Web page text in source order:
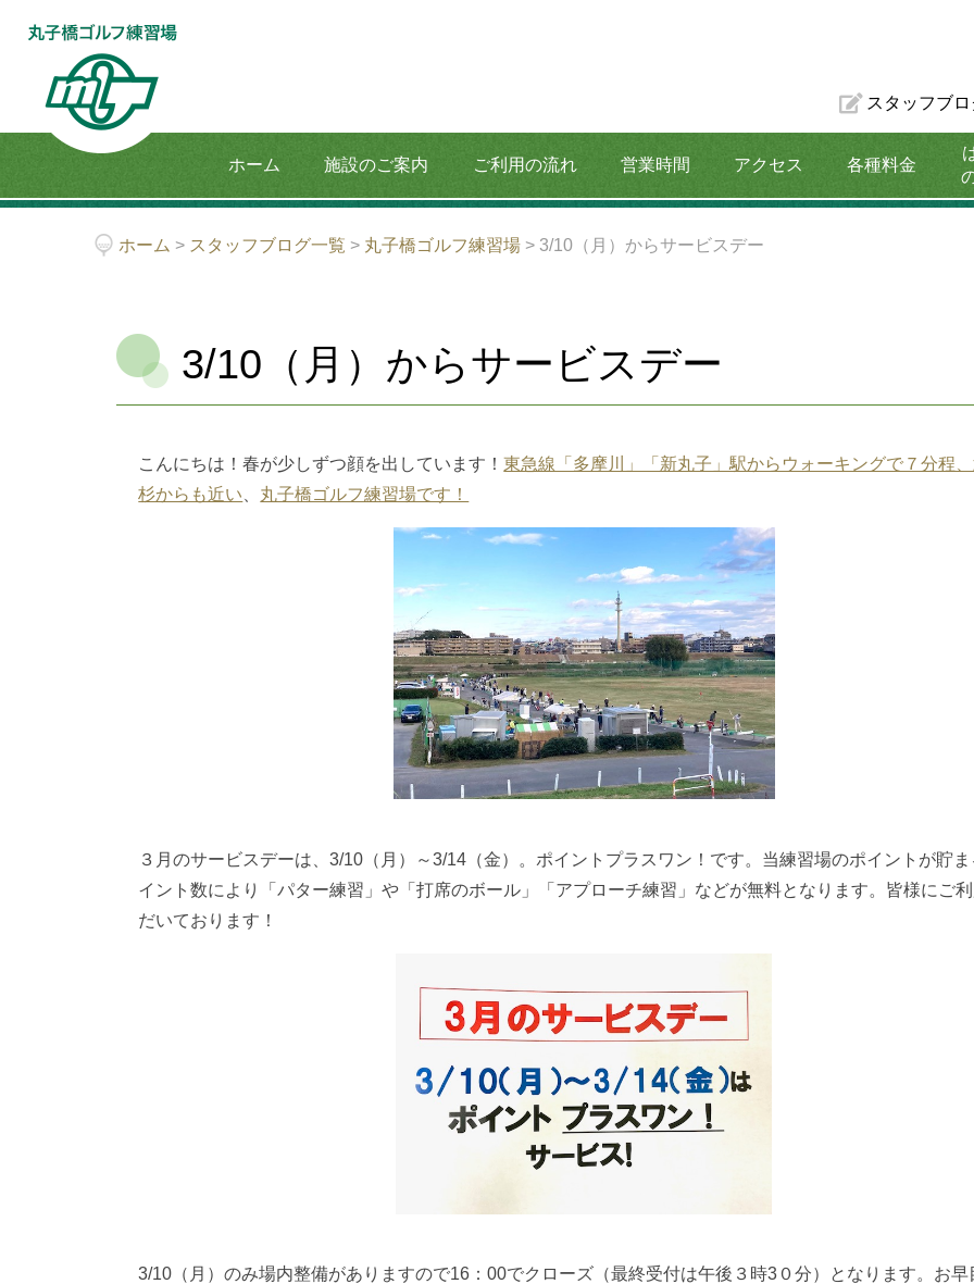
ホーム 施設のご案内 ご利用の流れ 営業時間 アクセス 各種料金
スタッフブ
ホーム > スタッフブログ一覧 > 丸子橋ゴルフ練習場 >3/10（月）からサービスデー
3/10（月）からサービスデー
こんにちは！春が少しずつ顔を出しています！東急線「多摩川」「新丸子」駅からウォーキングで７分程
杉からも近い
丸子橋ゴルフ練習場です！
３月のサービスデーは、3/10（月）～3/14（金）。ポイントプラスワン！です。当練習場のポイントが貯
イント数により「パター練習」や「打席のボール」「アプローチ練習」などが無料となります。皆様にご
だいております！
3/10（月）のみ場内整備がありますので16：00でクローズ（最終受付は午後３時3０分）となります。お早